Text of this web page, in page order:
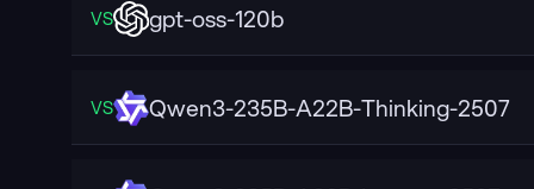
VS gpt-oss-120b
VS Qwen3-235B-A22B-Thinking-2507